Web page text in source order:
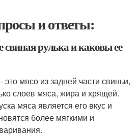
и ответы:
свиная рулька и каковы ее
мясо из задней части свиньи,
слоев мяса, жира и хрящей.
мяса является его вкус и
более мягкими и